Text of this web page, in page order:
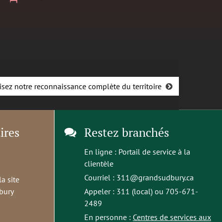
notre reconnaissance complète du territoire
site
Restez branchés
En ligne : Portail de service à la
clientèle
Courriel : 311@grandsudbury.ca
Appeler : 311 (local) ou 705-671-
2489
En personne : Centres de services aux